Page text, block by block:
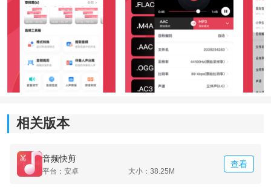
支持裁剪、拼接、分割等常见操作，还能调节音量、变
速或者添加淡入淡出效果。做短视频配音或者整理录音
时，处理起来会顺手不少。
2、智能格式转换：
这些常见格式基本都能处理，导出时还能自己调整参
数。
3、视频音频提取：
相关版本
音频快剪
平台：安卓 大小：38.25M
查看